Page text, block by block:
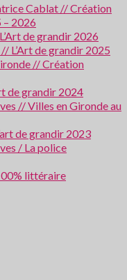
Cablat // Création
2026
de grandir 2026
L’Art de grandir 2025
// Création
de grandir 2024
// Villes en Gironde au
de grandir 2023
/ La police
littéraire